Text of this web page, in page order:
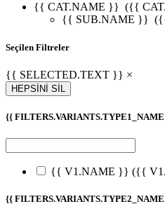
{{ CAT.NAME }} ({{
{{ SUB.NAME }}
Seçilen Filtreler
{{ SELECTED.TEXT }} ×
HEPSİNİ SİL
{{
{{ V1.NAME }} ({{
{{